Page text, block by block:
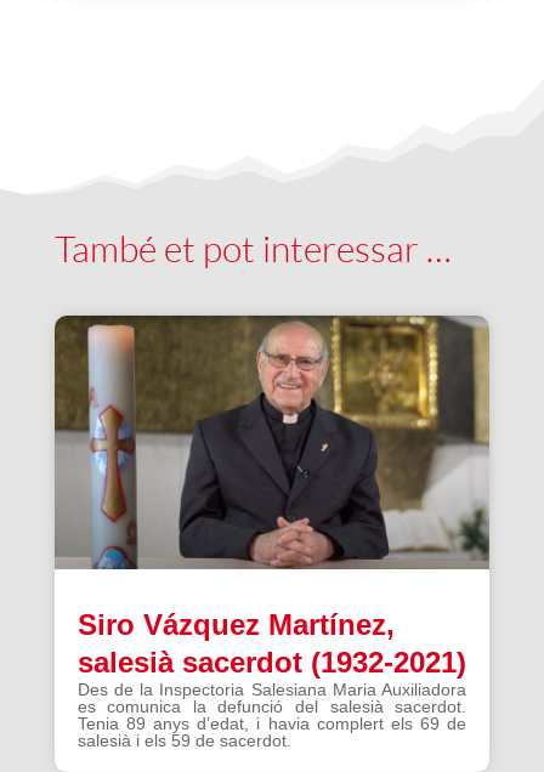
També et pot interessar …
Siro Vázquez Martínez,
salesià sacerdot (1932-2021)
Des de la Inspectoria Salesiana Maria Auxiliadora
es comunica la defunció del salesià sacerdot.
Tenia 89 anys d’edat, i havia complert els 69 de
salesià i els 59 de sacerdot.